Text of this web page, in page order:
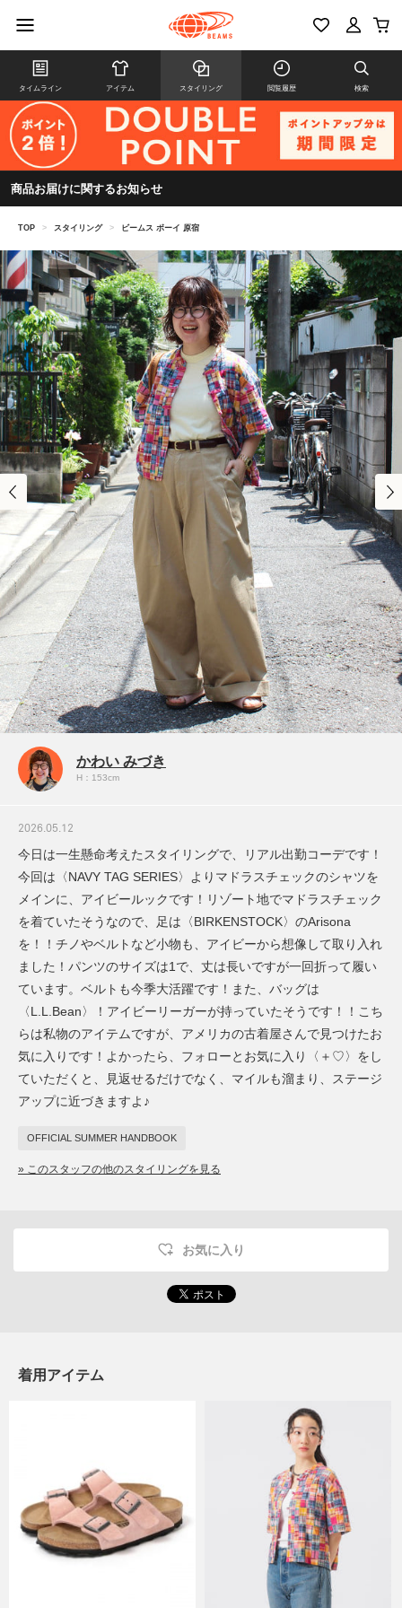
タイムライン アイテム スタイリング 閲覧履歴 検索
商品お届けに関するお知らせ
TOP > スタイリング > ビームス ボーイ 原宿
かわい みづき
H：153cm
2026.05.12
今日は一生懸命考えたスタイリングで、リアル出勤コーデです！
今回は〈NAVY TAG SERIES〉よりマドラスチェックのシャツを
メインに、アイビールックです！リゾート地でマドラスチェック
を着ていたそうなので、足は〈BIRKENSTOCK〉のArisona
を！！チノやベルトなど小物も、アイビーから想像して取り入れ
ました！パンツのサイズは1で、丈は長いですが一回折って履い
ています。ベルトも今季大活躍です！また、バッグは
〈L.L.Bean〉！アイビーリーガーが持っていたそうです！！こち
らは私物のアイテムですが、アメリカの古着屋さんで見つけたお
気に入りです！よかったら、フォローとお気に入り〈＋♡〉をし
ていただくと、見返せるだけでなく、マイルも溜まり、ステージ
アップに近づきますよ♪
OFFICIAL SUMMER HANDBOOK
» このスタッフの他のスタイリングを見る
お気に入り
着用アイテム